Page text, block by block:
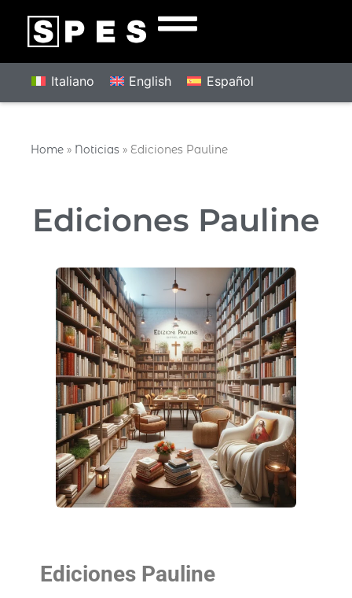
Italiano English Español
Home » Noticias »Ediciones Pauline
Ediciones Pauline
Ediciones Pauline